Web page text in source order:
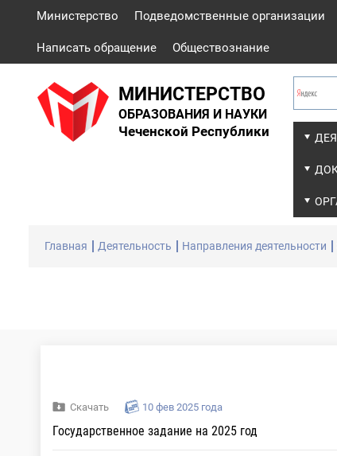
Министерство Подведомственные организации
Написать обращение Обществознание
МИНИСТЕРСТВО
ОБРАЗОВАНИЯ И НАУКИ
Чеченской Республики
Главная Деятельность Направления деятельности
Скачать 10 фев 2025 года
Государственное задание на 2025 год